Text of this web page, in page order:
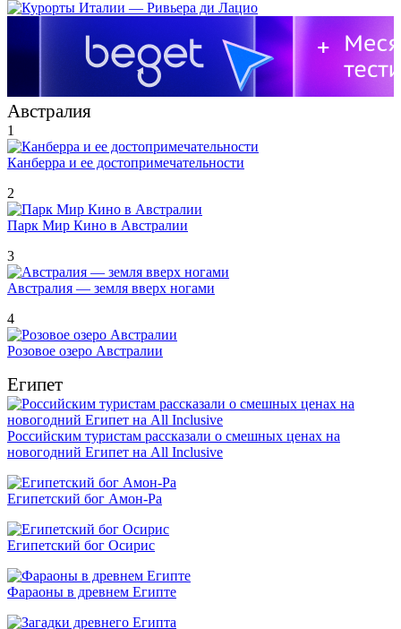
Австралия
1
Канберра и ее достопримечательности
2
Парк Мир Кино в Австралии
3
Австралия — земля вверх ногами
4
Розовое озеро Австралии
Египет
Российским туристам рассказали о смешных ценах на
новогодний Египет на All Inclusive
Египетский бог Амон-Ра
Египетский бог Осирис
Фараоны в древнем Египте